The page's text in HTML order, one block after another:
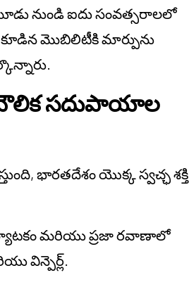
నుండి ఐదు సంవత్సరాలలో
కూడిన మొబిలిటీకి మార్పును
మౌలిక సదుపాయాల
భారతదేశం యొక్క స్వచ్ఛ శక్తి
మరియు ప్రజా రవాణాలో
విన్పెర్ల్.